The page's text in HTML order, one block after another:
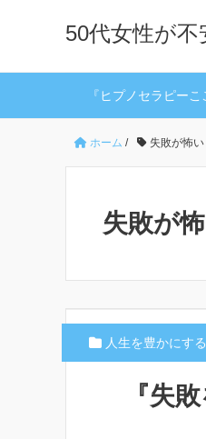
50代女性が
『ヒプノセラピー
ホーム / 失敗が怖い
失敗が
人生を豊かにする
『失